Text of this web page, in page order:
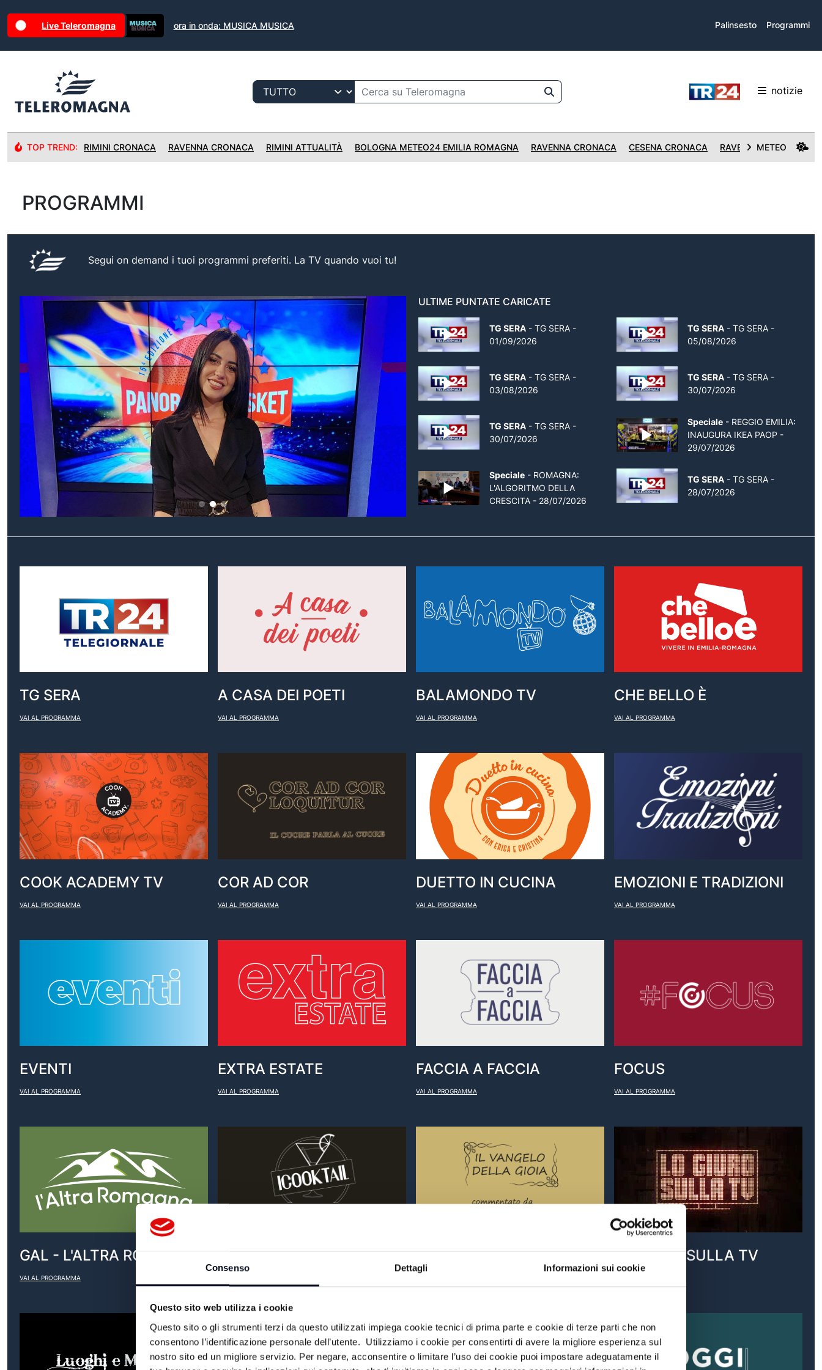
Consenso Dettagli Informazioni sui cookie
Questo sito web utilizza i cookie
Questo sito o gli strumenti terzi da questo utilizzati impiega cookie tecnici di prima parte e cookie di terze parti che non
consentono l’identificazione personale dell’utente. Utilizziamo i cookie per consentirti di avere la migliore esperienza sul
nostro sito ed un migliore servizio. Per negare, acconsentire o limitare l’uso dei cookie puoi impostare adeguatamente il
Live Teleromagna ora in onda: MUSICA MUSICA Palinsesto Programmi
notizie
TOP TREND: RIMINI CRONACA RAVENNA CRONACA RIMINI ATTUALITÀ BOLOGNA METEO24 EMILIA ROMAGNA RAVENNA CRONACA CESENA CRONACA RAVENNA CRONACA
METEO
PROGRAMMI
Segui on demand i tuoi programmi preferiti. La TV quando vuoi tu!
ULTIME PUNTATE CARICATE
TG SERA - TG SERA -
01/09/2026
TG SERA - TG SERA -
05/08/2026
TG SERA - TG SERA -
03/08/2026
TG SERA - TG SERA -
30/07/2026
TG SERA - TG SERA -
30/07/2026
Speciale - REGGIO EMILIA:
INAUGURA IKEA PAOP -
29/07/2026
Speciale - ROMAGNA:
L'ALGORITMO DELLA
CRESCITA - 28/07/2026
TG SERA - TG SERA -
28/07/2026
TG SERA
VAI AL PROGRAMMA
A CASA DEI POETI
VAI AL PROGRAMMA
BALAMONDO TV
VAI AL PROGRAMMA
CHE BELLO È
VAI AL PROGRAMMA
COOK ACADEMY TV
VAI AL PROGRAMMA
COR AD COR
VAI AL PROGRAMMA
DUETTO IN CUCINA
VAI AL PROGRAMMA
EMOZIONI E TRADIZIONI
VAI AL PROGRAMMA
EVENTI
VAI AL PROGRAMMA
EXTRA ESTATE
VAI AL PROGRAMMA
FACCIA A FACCIA
VAI AL PROGRAMMA
FOCUS
VAI AL PROGRAMMA
GAL - L'ALTRA ROMAGNA
VAI AL PROGRAMMA
ICOOKTAIL IL VANGELO DELLA GIOIA LO GIURO SULLA TV
MUSICA LA NOSTRA VITA